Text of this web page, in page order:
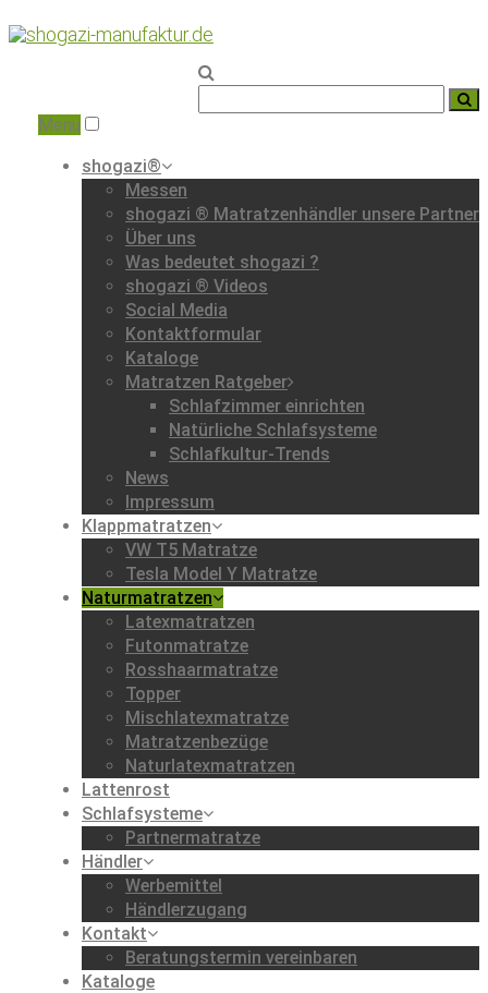
Menu
shogazi®
Messen
shogazi ® Matratzenhändler unsere Partner
Über uns
Was bedeutet shogazi ?
shogazi ® Videos
Social Media
Kontaktformular
Kataloge
Matratzen Ratgeber
Schlafzimmer einrichten
Natürliche Schlafsysteme
Schlafkultur-Trends
News
Impressum
Klappmatratzen
VW T5 Matratze
Tesla Model Y Matratze
Naturmatratzen
Latexmatratzen
Futonmatratze
Rosshaarmatratze
Topper
Mischlatexmatratze
Matratzenbezüge
Naturlatexmatratzen
Lattenrost
Schlafsysteme
Partnermatratze
Händler
Werbemittel
Händlerzugang
Kontakt
Beratungstermin vereinbaren
Kataloge